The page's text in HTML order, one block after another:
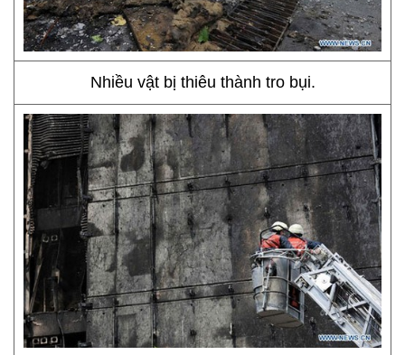
Nhiều vật bị thiêu thành tro bụi.